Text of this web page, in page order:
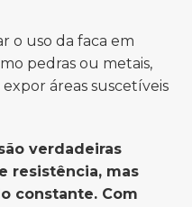
o uso da faca em
pedras ou metais,
áreas suscetíveis
verdadeiras
resistência, mas
constante. Com